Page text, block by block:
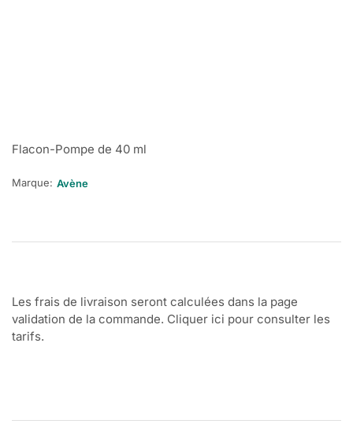
Flacon-Pompe de 40 ml
Marque: Avène
Les frais de livraison seront calculées dans la page
validation de la commande. Cliquer ici pour consulter les
tarifs.